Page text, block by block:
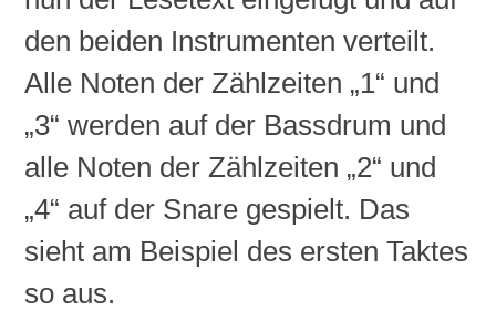
den beiden Instrumenten verteilt.
Alle Noten der Zählzeiten „1“ und
„3“ werden auf der Bassdrum und
alle Noten der Zählzeiten „2“ und
„4“ auf der Snare gespielt. Das
sieht am Beispiel des ersten Taktes
so aus.